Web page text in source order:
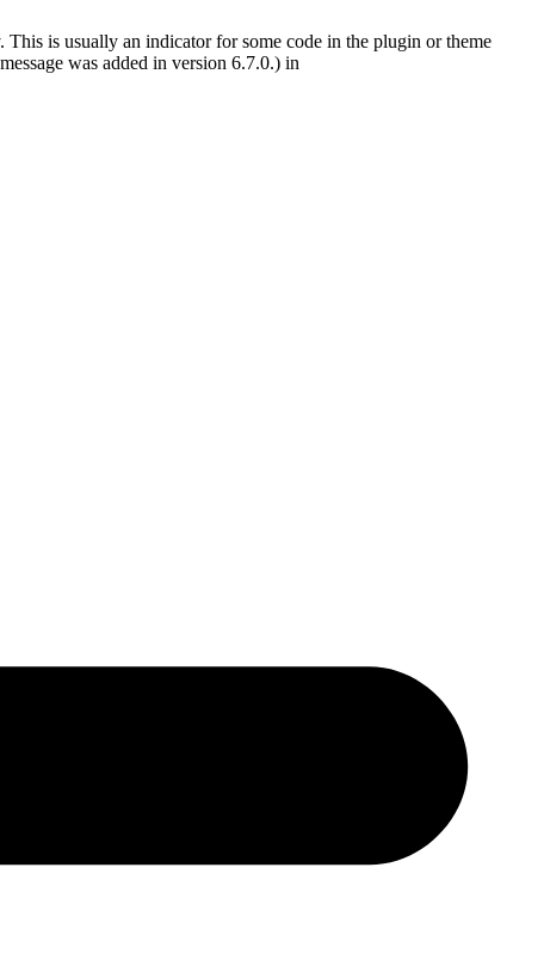
This is usually an indicator for some code in the plugin or theme
was added in version 6.7.0.) in